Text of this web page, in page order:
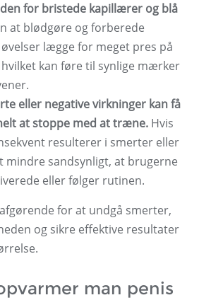
for bristede kapillærer og blå
at blødgøre og forberede
lægge for meget pres på
kan føre til synlige mærker
eller negative virkninger kan få
at stoppe med at træne. Hvis
resulterer i smerter eller
mindre sandsynligt, at brugerne
eller følger rutinen.
for at undgå smerter,
og sikre effektive resultater
man penis